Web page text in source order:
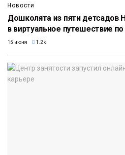
Новости
Дошколята из пяти детсадов
в виртуальное путешествие
15 июня 1.2k